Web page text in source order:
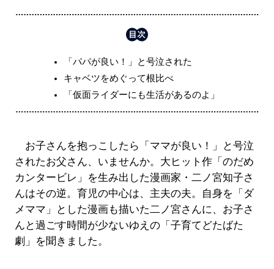
「パパが良い！」と号泣された
キャベツをめぐって根比べ
「仮面ライダーにも生活があるのよ」
お子さんを抱っこしたら「ママが良い！」と号泣
されたお父さん、いませんか。大ヒット作「のだめ
カンタービレ」を生み出した漫画家・二ノ宮知子さ
んはその逆。育児の中心は、主夫の夫。自身を「ダ
メママ」とした漫画も描いた二ノ宮さんに、お子さ
んと過ごす時間が少ないゆえの「子育てどたばた
劇」を聞きました。